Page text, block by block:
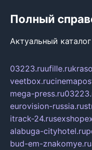
Полный
Актуальный
03223.ruufille.ru
veetbox.ru
mega-press.ru
eurovision-russia.ru
itrack-24.ru
alabuga-cityhotel.ru
bud-em-znakomye.ru